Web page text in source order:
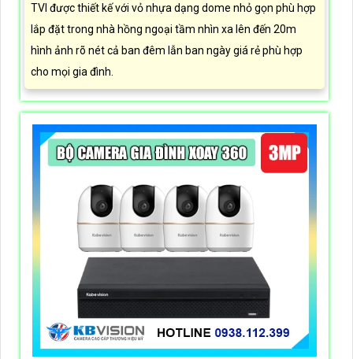
TVI được thiết kế với vỏ nhựa dạng dome nhỏ gọn phù hợp
lắp đặt trong nhà hồng ngoại tầm nhìn xa lên đến 20m
hình ảnh rõ nét cả ban đêm lẫn ban ngày giá rẻ phù hợp
cho mọi gia đình.